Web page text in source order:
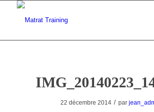
22 décembre 2014 / par